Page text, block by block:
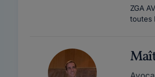
ZGA
toutes